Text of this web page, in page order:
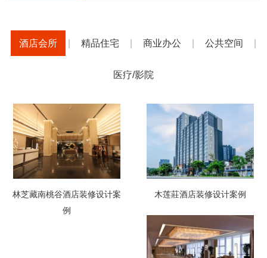
酒店会所 精品住宅 商业办公 公共空间
医疗/影院
林芝藏南桃谷酒店装修设计案
例
木莲莊酒店装修设计案例